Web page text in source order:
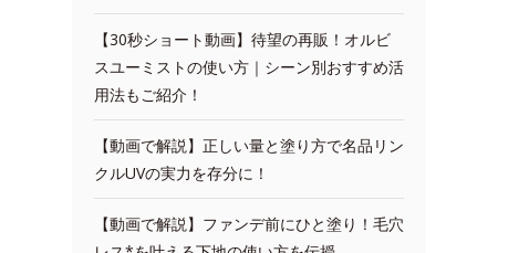
【30秒ショート動画】待望の再販！オルビ
スユーミストの使い方｜シーン別おすすめ活
用法もご紹介！
【動画で解説】正しい量と塗り方で名品リン
クルUVの実力を存分に！
【動画で解説】ファンデ前にひと塗り！毛穴